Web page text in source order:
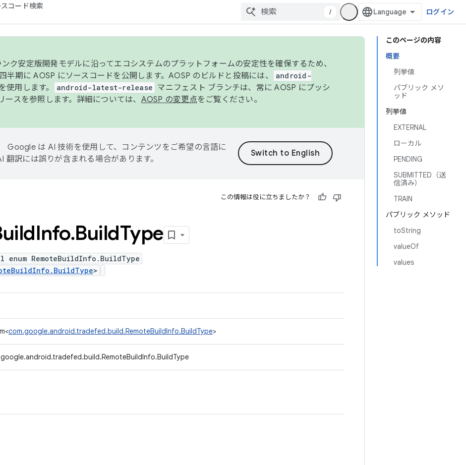
コード検索
/ ログイン
このページの内容
概要
列挙値
パブリック メソ
ッド
列挙値
EXTERNAL
ローカル
PENDING
SUBMITTED（送
信済み）
TRAIN
パブリック メソッド
toString
valueOf
values
ク安定版開発モデルに沿ってエコシステムのプラットフォームの安定性を確保するため、
半期に AOSP にソースコードを公開します。AOSP のビルドと投稿には、
android-
を使用します。 android-latest-release マニフェスト ブランチは、常に AOSP にプッシ
ースを参照します。詳細については、 AOSP の変更点をご覧ください。
Google は AI 技術を使用して、コンテンツをご希望の言語に
翻訳には誤りが含まれる場合があります。
この情報は役に立ちましたか？
Info.BuildType
RemoteBuildInfo.BuildType
>
com.google.android.tradefed.build.RemoteBuildInfo.BuildType>